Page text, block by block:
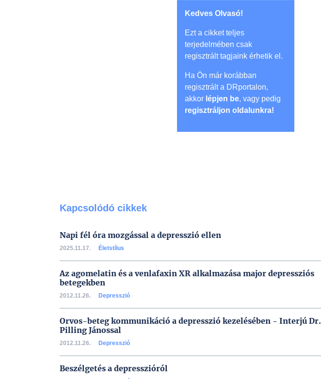
Kedves Olvasó!
Ezt a cikket teljes
terjedelmében csak
regisztrált tagjaink érhetik el.
Ha Ön már korábban
regisztrált a DRportalon,
akkor lépjen be, vagy pedig
regisztráljon oldalunkra!
Kapcsolódó cikkek
Napi fél óra mozgással a depresszió ellen
2025.11.17. Életstílus
Az agomelatin és a venlafaxin XR alkalmazása major depressziós
betegekben
2012.11.26. Depresszió
Orvos-beteg kommunikáció a depresszió kezelésében - Interjú Dr.
Pilling Jánossal
2012.11.26. Depresszió
Beszélgetés a depresszióról